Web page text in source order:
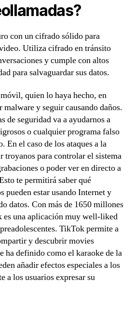
con un cifrado sólido para
Utiliza cifrado en tránsito
y cumple con altos
para salvaguardar sus datos.
quien lo haya hecho, en
y seguir causando daños.
de seguridad va a ayudarnos a
o cualquier programa falso
En el caso de los ataques a la
troyanos para controlar el sistema
o poder ver en directo a
te permitirá saber qué
pueden estar usando Internet y
datos. Con más de 1650 millones
es una aplicación muy well-liked
TikTok permite a
y descubrir movies
ha definido como el karaoke de la
añadir efectos especiales a los
a los usuarios expresar su